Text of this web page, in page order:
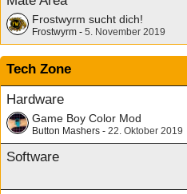
Frostwyrm sucht dich!
Frostwyrm - 5. November 2019
Tech Zone
Hardware
Game Boy Color Mod
Button Mashers - 22. Oktober 2019
Software